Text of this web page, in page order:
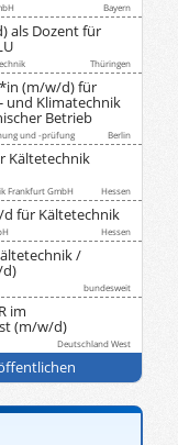
Bayern
als Dozent für
Thüringen
(m/w/d) für
und Klimatechnik
Betrieb
und -prüfung Berlin
Kältetechnik
Frankfurt GmbH Hessen
für Kältetechnik
Hessen
/
bundesweit
im
(m/w/d)
Deutschland West